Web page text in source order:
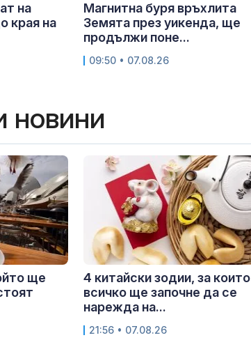
на
края на
Магнитна буря връхлита
Земята през уикенда, ще
продължи поне...
09:50 • 07.08.26
новини
ще
4 китайски зодии, за които
всичко ще започне да се
нарежда на...
21:56 • 07.08.26